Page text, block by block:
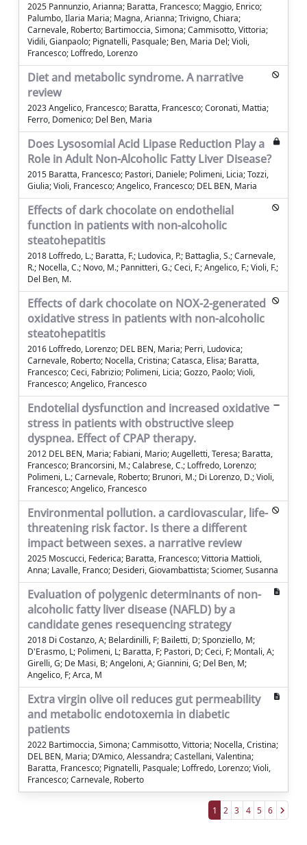
2025 Pannunzio, Arianna; Baratta, Francesco; Maggio, Enrico;
Palumbo, Ilaria Maria; Magna, Arianna; Trivigno, Chiara;
Carnevale, Roberto; Bartimoccia, Simona; Cammisotto, Vittoria;
Vidili, Gianpaolo; Pignatelli, Pasquale; Ben, Maria Del; Violi,
Francesco; Loffredo, Lorenzo
Diet and metabolic syndrome. A narrative
review
2023 Angelico, Francesco; Baratta, Francesco; Coronati, Mattia;
Ferro, Domenico; Del Ben, Maria
Does Lysosomial Acid Lipase Reduction Play a
Role in Adult Non-Alcoholic Fatty Liver Disease?
2015 Baratta, Francesco; Pastori, Daniele; Polimeni, Licia; Tozzi,
Giulia; Violi, Francesco; Angelico, Francesco; DEL BEN, Maria
Effects of dark chocolate on endothelial
function in patients with non-alcoholic
steatohepatitis
2018 Loffredo, L.; Baratta, F.; Ludovica, P.; Battaglia, S.; Carnevale,
R.; Nocella, C.; Novo, M.; Pannitteri, G.; Ceci, F.; Angelico, F.; Violi, F.;
Del Ben, M.
Effects of dark chocolate on NOX-2-generated
oxidative stress in patients with non-alcoholic
steatohepatitis
2016 Loffredo, Lorenzo; DEL BEN, Maria; Perri, Ludovica;
Carnevale, Roberto; Nocella, Cristina; Catasca, Elisa; Baratta,
Francesco; Ceci, Fabrizio; Polimeni, Licia; Gozzo, Paolo; Violi,
Francesco; Angelico, Francesco
Endotelial dysfunction and increased oxidative
stress in patients with obstructive sleep
dyspnea. Effect of CPAP therapy.
2012 DEL BEN, Maria; Fabiani, Mario; Augelletti, Teresa; Baratta,
Francesco; Brancorsini, M.; Calabrese, C.; Loffredo, Lorenzo;
Polimeni, L.; Carnevale, Roberto; Brunori, M.; Di Lorenzo, D.; Violi,
Francesco; Angelico, Francesco
Environmental pollution. a cardiovascular, life-
threatening risk factor. Is there a different
impact between sexes. a narrative review
2025 Moscucci, Federica; Baratta, Francesco; Vittoria Mattioli,
Anna; Lavalle, Franco; Desideri, Giovambattista; Sciomer, Susanna
Evaluation of polygenic determinants of non-
alcoholic fatty liver disease (NAFLD) by a
candidate genes resequencing strategy
2018 Di Costanzo, A; Belardinilli, F; Bailetti, D; Sponziello, M;
D'Erasmo, L; Polimeni, L; Baratta, F; Pastori, D; Ceci, F; Montali, A;
Girelli, G; De Masi, B; Angeloni, A; Giannini, G; Del Ben, M;
Angelico, F; Arca, M
Extra virgin olive oil reduces gut permeability
and metabolic endotoxemia in diabetic
patients
2022 Bartimoccia, Simona; Cammisotto, Vittoria; Nocella, Cristina;
DEL BEN, Maria; D’Amico, Alessandra; Castellani, Valentina;
Baratta, Francesco; Pignatelli, Pasquale; Loffredo, Lorenzo; Violi,
Francesco; Carnevale, Roberto
1 2 3 4 5 6